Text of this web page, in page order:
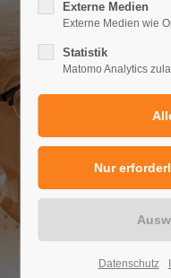
Externe Medien
Externe Medien wie
Statistik
Matomo Analytics
Datenschutz